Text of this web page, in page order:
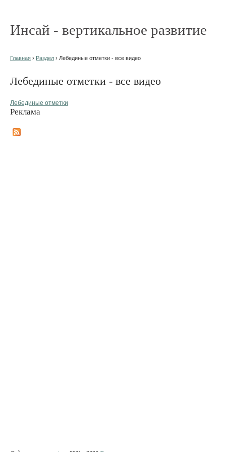
Инсай - вертикальное развитие
Главная › Раздел › Лебединые отметки - все видео
Лебединые отметки - все видео
Лебединые отметки
Реклама